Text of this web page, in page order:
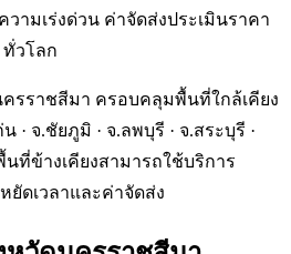
วามเร่งด่วน ค่าจัดส่งประเมินราคา
ทั่วโลก
ครราชสีมา ครอบคลุมพื้นที่ใกล้เคียง
· จ.ชัยภูมิ · จ.ลพบุรี · จ.สระบุรี ·
ที่ข้างเคียงสามารถใช้บริการ
ยัดเวลาและค่าจัดส่ง